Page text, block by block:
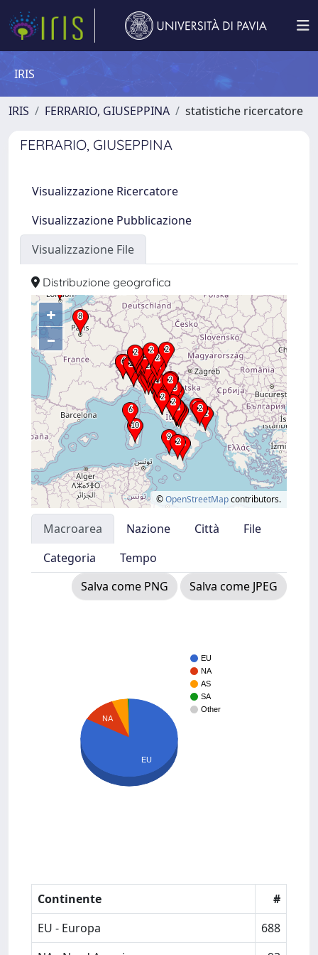
IRIS
IRIS FERRARIO, GIUSEPPINA statistiche ricercatore
FERRARIO, GIUSEPPINA
Visualizzazione Ricercatore
Visualizzazione Pubblicazione
Visualizzazione File
Distribuzione geografica
+
–
©OpenStreetMapcontributors.
Macroarea Nazione Città
File
Categoria
Tempo
Salva come PNG
Salva come JPEG
EU
NA
AS
SA
Other
NA
EU
Continente
#
EU - Europa
688